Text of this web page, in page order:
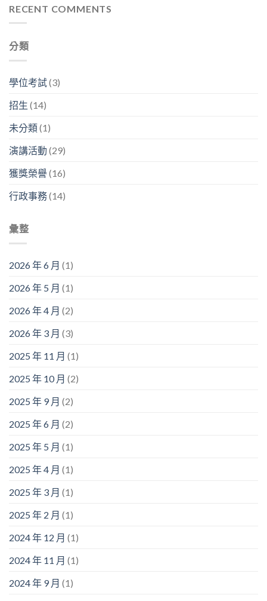
D
區
廊
舉
中
經
中
副
後
幹
中
2026
享
暨
看
板
文
賽〉
度
授
系
演
中
RECENT COMMENTS
分類
學位考試(3)
招生 (14)
未分類(1)
演講活動 (29)
獲獎榮譽(16)
行政事務(14)
彙整
2026 年 6 月 (1)
2026 年 5 月 (1)
2026 年 4 月 (2)
2026 年 3 月 (3)
2025 年 11 月 (1)
2025 年 10 月 (2)
2025 年 9 月 (2)
2025 年 6 月 (2)
2025 年 5 月 (1)
2025 年 4 月 (1)
2025 年 3 月 (1)
2025 年 2 月 (1)
2024 年 12 月 (1)
2024 年 11 月 (1)
2024 年 9 月 (1)